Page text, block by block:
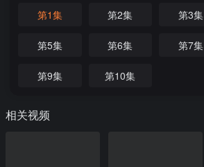
第1集 第2集 第3集
第5集 第6集 第7集
第9集 第10集
相关视频